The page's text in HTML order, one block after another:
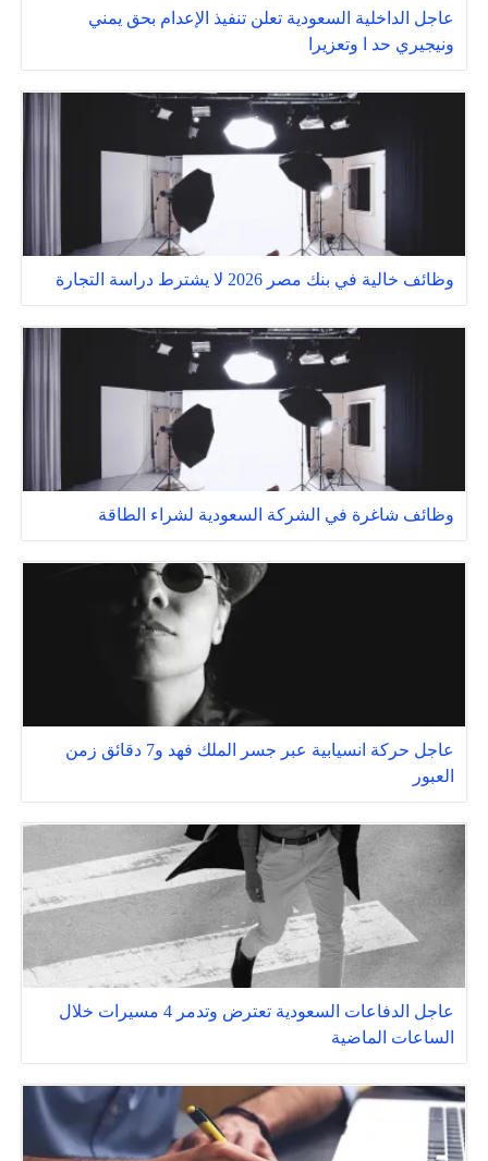
عاجل الداخلية السعودية تعلن تنفيذ الإعدام بحق يمني
ونيجيري حد ا وتعزيرا
وظائف خالية في بنك مصر 2026 لا يشترط دراسة التجارة
وظائف شاغرة في الشركة السعودية لشراء الطاقة
عاجل حركة انسيابية عبر جسر الملك فهد و7 دقائق زمن
العبور
عاجل الدفاعات السعودية تعترض وتدمر 4 مسيرات خلال
الساعات الماضية